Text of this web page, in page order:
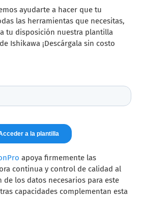
ayudarte a hacer que tu
las herramientas que necesitas,
tu disposición nuestra plantilla
Ishikawa ¡Descárgala sin costo
apoya firmemente las
continua y control de calidad al
los datos necesarios para este
capacidades complementan esta